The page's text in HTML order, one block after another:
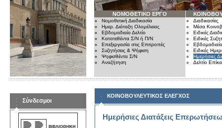
ΝΟΜΟΘΕΤΙΚΟ ΕΡΓΟ
Νομοθετική Διαδικασία
Ημερ. Διάταξη Ολομέλειας
Εβδομαδιαίο Δελτίο
Κατατεθέντα Σ/Ν ή Π/Ν
Επεξεργασία στις Επιτροπές
Συζητήσεις & Ψήφιση
Ψηφισθέντα Σ/Ν
Αναζήτηση
Διαδικασίες
Μέσα
Ειδικές
Ειδικές
Εβδομαδιαίο
Ειδικές
Ημερήσιες
Δελτίο
Σύνδεσμοι
ΚΟΙΝΟΒΟΥΛΕΥΤΙΚΟΣ ΕΛΕΓΧΟΣ
Ημερήσιες Διατάξεις